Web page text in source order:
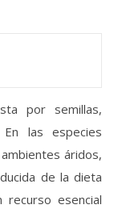
por semillas,
las especies
áridos,
de la dieta
esencial